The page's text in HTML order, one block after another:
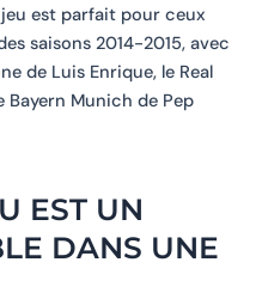
est parfait pour ceux
saisons 2014-2015, avec
de Luis Enrique, le Real
Munich de Pep
EST UN
DANS UNE